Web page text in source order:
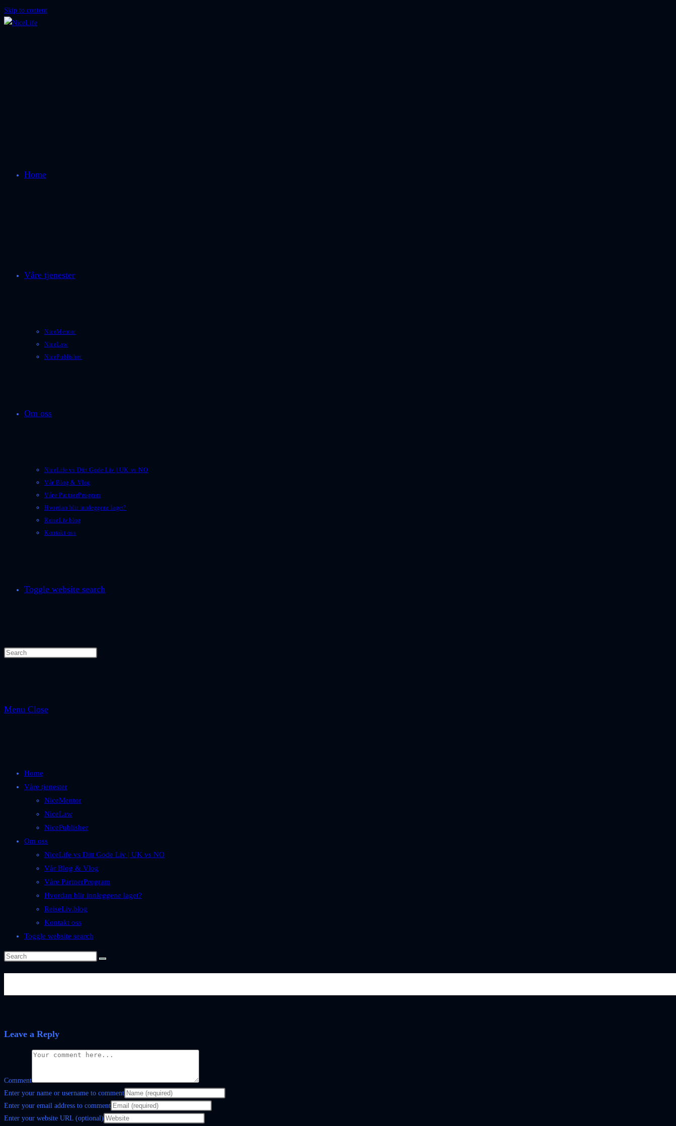
Skip to content
Home
Våre tjenester
NiceMentor
NiceLaw
NicePublisher
Om oss
NiceLife vs Ditt Gode Liv | UK vs NO
Vår Blog & Vlog
Våre PartnerProgram
Hvordan blir innleggene laget?
ReiseLiv.blog
Kontakt oss
Toggle website search
Menu Close
Home
Våre tjenester
NiceMentor
NiceLaw
NicePublisher
Om oss
NiceLife vs Ditt Gode Liv | UK vs NO
Vår Blog & Vlog
Våre PartnerProgram
Hvordan blir innleggene laget?
ReiseLiv.blog
Kontakt oss
Toggle website search
Leave a Reply
Comment
Enter your name or username to comment
Enter your email address to comment
Enter your website URL (optional)